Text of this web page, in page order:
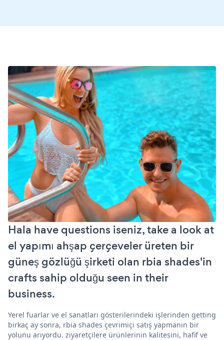
Hala have questions iseniz, take a look at
el yapımı ahşap çerçeveler üreten bir
güneş gözlüğü şirketi olan rbia shades'in
crafts sahip olduğu seen in their
business.
Yerel fuarlar ve el sanatları gösterilerindeki işlerinden getting
birkaç ay sonra, rbia shades çevrimiçi satış yapmanın bir
yolunu arıyordu. ziyaretçilere ürünlerinin kalitesini, hafif ve